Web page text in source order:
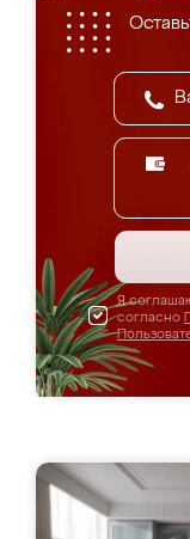
Я
согласно